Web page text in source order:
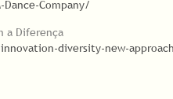
Company/
a Diferença
diversity-new-